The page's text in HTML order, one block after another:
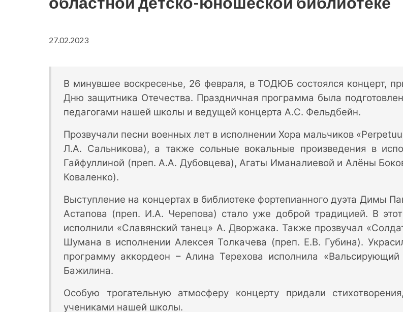
27.02.2023
В минувшее воскресенье, 26 февраля, в ТОДЮБ состоялся концерт,
Дню защитника Отечества. Праздничная программа была
педагогами нашей школы и ведущей концерта А.С. Фельдбейн.
Прозвучали песни военных лет в исполнении Хора мальчиков
Л.А. Сальникова), а также сольные вокальные произведения в
Гайфуллиной (преп. А.А. Дубовцева), Агаты Иманалиевой и Алёны
Коваленко).
Выступление на концертах в библиотеке фортепианного дуэта Димы
Астапова (преп. И.А. Черепова) стало уже доброй традицией. В
исполнили «Славянский танец» А. Дворжака. Также прозвучал
Шумана в исполнении Алексея Толкачева (преп. Е.В. Губина).
программу аккордеон – Алина Терехова исполнила «Вальсирующий
Бажилина.
Особую трогательную атмосферу концерту придали
учениками нашей школы.